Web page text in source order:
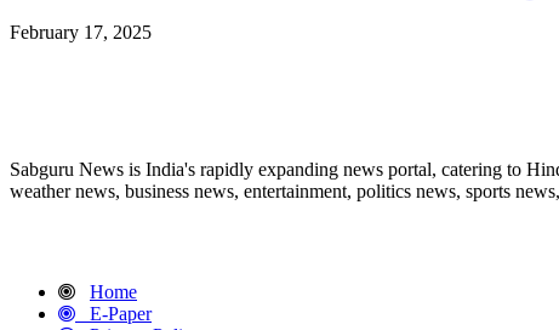
February 17, 2025
Sabguru News is India's rapidly expanding news portal, catering to
weather news, business news, entertainment, politics news, sports
Home
E-Paper